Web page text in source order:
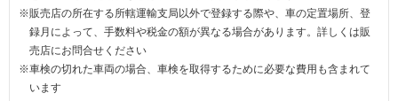
※販売店の所在する所轄運輸支局以外で登録する際や、車の定置場所、登
録月によって、手数料や税金の額が異なる場合があります。詳しくは販
売店にお問合せください
※車検の切れた車両の場合、車検を取得するために必要な費用も含まれて
います